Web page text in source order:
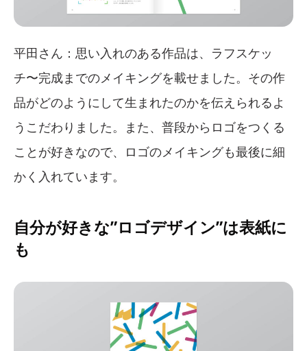
平田さん：思い入れのある作品は、ラフスケッ
チ〜完成までのメイキングを載せました。その作
品がどのようにして生まれたのかを伝えられるよ
うこだわりました。また、普段からロゴをつくる
ことが好きなので、ロゴのメイキングも最後に細
かく入れています。
自分が好きな”ロゴデザイン”は表紙に
も